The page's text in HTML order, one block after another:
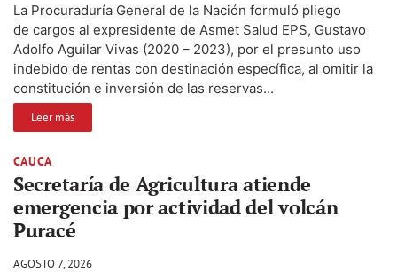
La Procuraduría General de la Nación formuló pliego
de cargos al expresidente de Asmet Salud EPS, Gustavo
Adolfo Aguilar Vivas (2020 – 2023), por el presunto uso
indebido de rentas con destinación específica, al omitir la
constitución e inversión de las reservas...
Leer más
CAUCA
Secretaría de Agricultura atiende
emergencia por actividad del volcán
Puracé
AGOSTO 7, 2026